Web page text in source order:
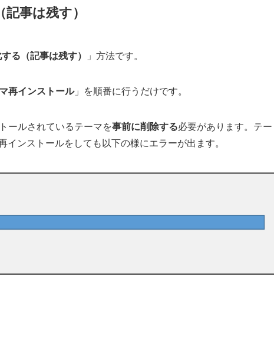
事は残す）
る（記事は残す） 」方法です。
再インストール」を順番に行うだけです。
ールされているテーマを事前に削除する必要があります。テー
ンストールをしても以下の様にエラーが出ます。